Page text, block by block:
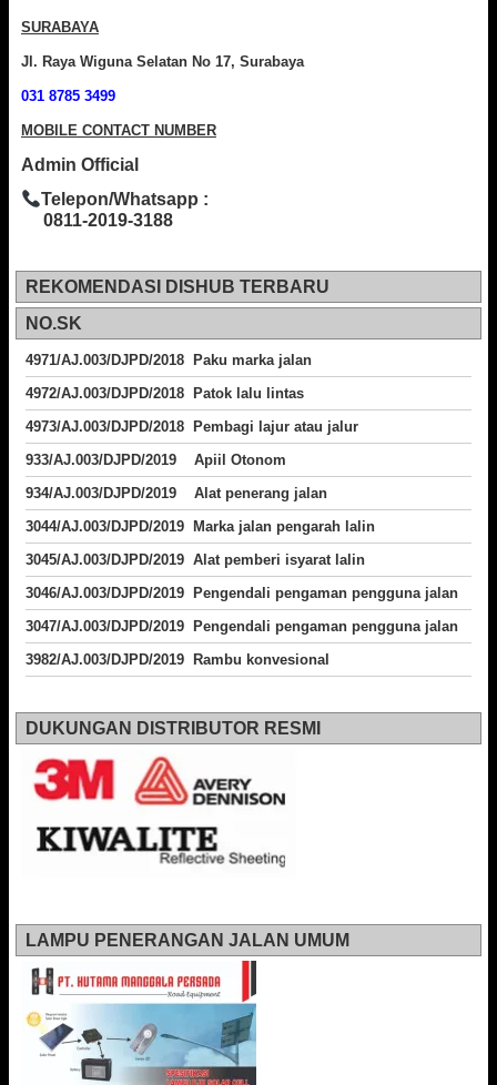
SURABAYA
Jl. Raya Wiguna Selatan No 17, Surabaya
031 8785 3499
MOBILE CONTACT NUMBER
Admin Official
Telepon/Whatsapp :
0811-2019-3188
REKOMENDASI DISHUB TERBARU
NO.SK
4971/AJ.003/DJPD/2018 Paku marka jalan
4972/AJ.003/DJPD/2018 Patok lalu lintas
4973/AJ.003/DJPD/2018
Pembagi lajur atau jalur
933/AJ.003/DJPD/2019 Apiil Otonom
934/AJ.003/DJPD/2019 Alat penerang jalan
3044/AJ.003/DJPD/2019 Marka jalan pengarah lalin
3045/AJ.003/DJPD/2019 Alat pemberi isyarat lalin
3046/AJ.003/DJPD/2019 Pengendali pengaman pengguna jalan
3047/AJ.003/DJPD/2019 Pengendali pengaman pengguna jalan
3982/AJ.003/DJPD/2019 Rambu konvesional
DUKUNGAN DISTRIBUTOR RESMI
LAMPU PENERANGAN JALAN UMUM